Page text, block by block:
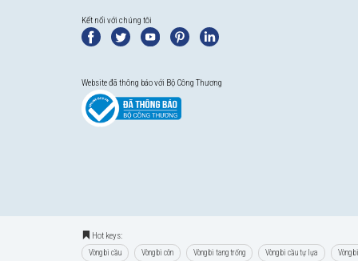
Tuổi thọ của vòng bi SKF 6020-2Z thế hệ Explorer bền bỉ
được hàng triệu khách hàng khắp nơi trên toàn thế giới kiểm
Kết nối với chúng tôi
Website đã thông báo với Bộ Công Thương
Hot keys:
Vòng bi cầu Vòng bi côn Vòng bi tang trống Vòng bi cầu tự lựa Vòng